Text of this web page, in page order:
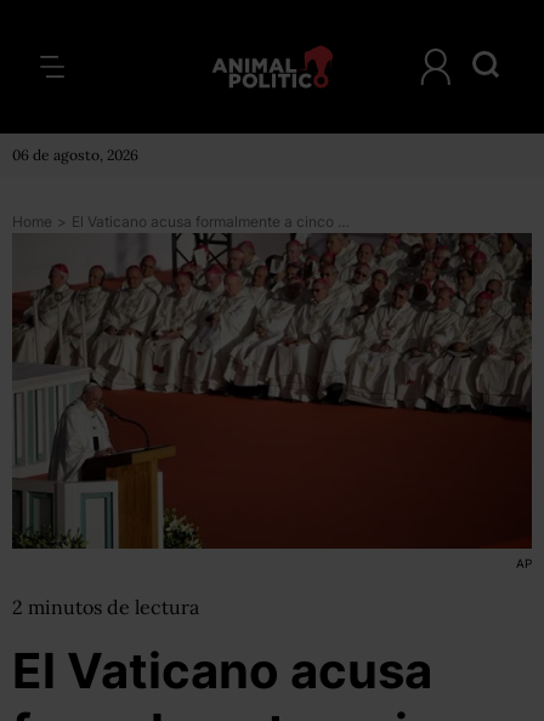
06 de agosto, 2026
Home > El Vaticano acusa formalmente a cinco personas en el escándalo por filtración de documentos
AP
2 minutos de lectura
El Vaticano acusa